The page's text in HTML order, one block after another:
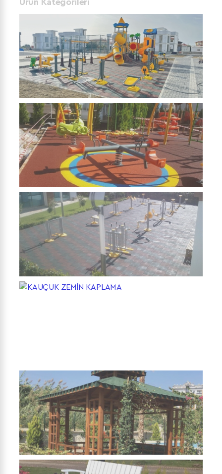
Ürün Kategorileri
ÇOCUK OYUN
PARKLARI
OYUN ELEMANLARI
PARK SPOR
ALETLERİ
KAUÇUK ZEMİN
KAPLAMA
AHŞAP ÜRÜN
GRUPLARI